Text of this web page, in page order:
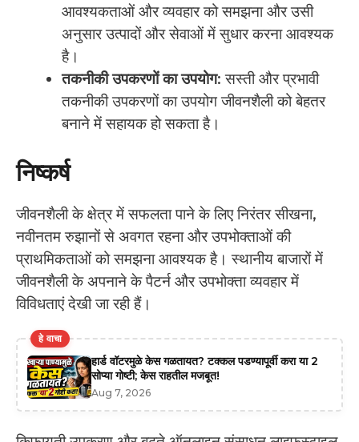
आवश्यकताओं और व्यवहार को समझना और उसी
अनुसार उत्पादों और सेवाओं में सुधार करना आवश्यक
है।
तकनीकी उपकरणों का उपयोग: सस्ती और प्रभावी
तकनीकी उपकरणों का उपयोग जीवनशैली को बेहतर
बनाने में सहायक हो सकता है।
निष्कर्ष
जीवनशैली के क्षेत्र में सफलता पाने के लिए निरंतर सीखना,
नवीनतम रुझानों से अवगत रहना और उपभोक्ताओं की
प्राथमिकताओं को समझना आवश्यक है। स्थानीय बाजारों में
जीवनशैली के अपनाने के पैटर्न और उपभोक्ता व्यवहार में
विविधताएं देखी जा रही हैं।
हे वाचा
हार्ड वॉटरमुळे केस गळतायत? टक्कल पडण्यापूर्वी करा या 2
सोप्या गोष्टी; केस राहतील मजबूत!
Aug 7, 2026